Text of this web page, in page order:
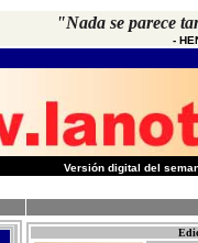
"Nada se parece
-
Versión digital del